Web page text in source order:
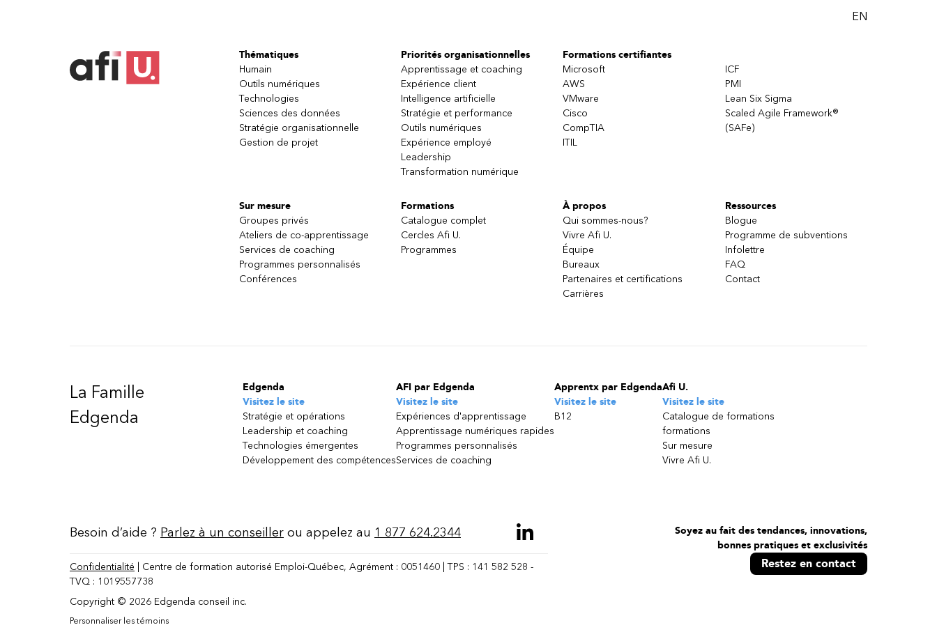
EN
Thématiques
Humain
Outils numériques
Technologies
Sciences des données
Stratégie organisationnelle
Gestion de projet
Priorités organisationnelles
Apprentissage et coaching
Expérience client
Intelligence artificielle
Stratégie et performance
Outils numériques
Expérience employé
Leadership
Transformation numérique
Formations certifiantes
Microsoft
AWS
VMware
Cisco
CompTIA
ITIL
ICF
PMI
Lean Six Sigma
Scaled Agile Framework®
(SAFe)
Sur mesure
Groupes privés
Ateliers de co-apprentissage
Services de coaching
Programmes personnalisés
Conférences
Formations
Catalogue complet
Cercles Afi U.
Programmes
À propos
Qui sommes-nous?
Vivre Afi U.
Équipe
Bureaux
Partenaires et certifications
Carrières
Ressources
Blogue
Programme de subventions
Infolettre
FAQ
Contact
La Famille
Edgenda
Edgenda
Visitez le site
Stratégie et opérations
Leadership et coaching
Technologies émergentes
Développement des compétences
AFI par Edgenda
Visitez le site
Expériences d'apprentissage
Apprentissage numériques rapides
Programmes personnalisés
Services de coaching
Apprentx par Edgenda
Visitez le site
B12
Afi U.
Visitez le site
Catalogue de formations
formations
Sur mesure
Vivre Afi U.
Besoin d’aide ? Parlez à un conseiller ou appelez au 1 877 624.2344
Confidentialité | Centre de formation autorisé Emploi-Québec, Agrément : 0051460 | TPS : 141 582 528 -
TVQ : 1019557738
Copyright © 2026 Edgenda conseil inc.
Personnaliser les témoins
Soyez au fait des tendances, innovations,
bonnes pratiques et exclusivités
Restez en contact